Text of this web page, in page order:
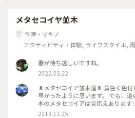
メタセコイヤ並木
今津・マキノ
アクティビティ・体験, ライフスタイル,
春が待ち遠しいですね。
2022.03.22
🌲メタセコイア並木道🌲 黄色く色
早かったように思います。 でも、
本のメタセコイアは見応えあります
かった〜😓
2018.11.25